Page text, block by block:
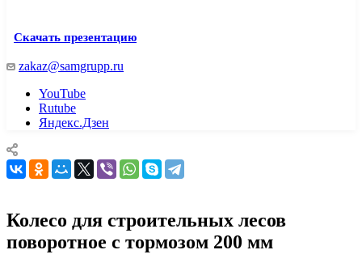
Скачать презентацию
zakaz@samgrupp.ru
YouTube
Rutube
Яндекс.Дзен
Колесо для строительных лесов
поворотное с тормозом 200 мм